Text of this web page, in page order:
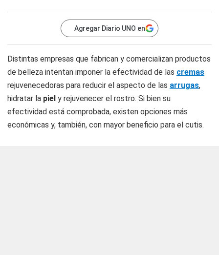
Agregar Diario UNO en
Distintas empresas que fabrican y comercializan productos
de belleza intentan imponer la efectividad de las cremas
rejuvenecedoras para reducir el aspecto de las arrugas,
hidratar la piel y rejuvenecer el rostro. Si bien su
efectividad está comprobada, existen opciones más
económicas y, también, con mayor beneficio para el cutis.